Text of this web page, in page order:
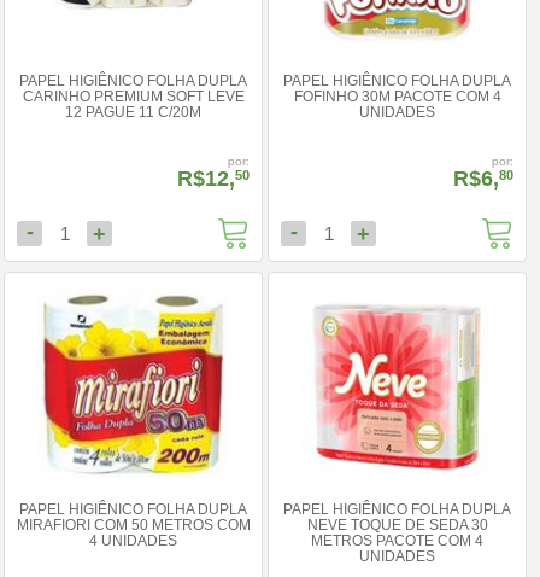
PAPEL HIGIÊNICO FOLHA DUPLA
CARINHO PREMIUM SOFT LEVE
12 PAGUE 11 C/20M
por:
R$12,50
- 1 +
PAPEL HIGIÊNICO FOLHA DUPLA
FOFINHO 30M PACOTE COM 4
UNIDADES
por:
R$6,80
- 1 +
PAPEL HIGIÊNICO FOLHA DUPLA
MIRAFIORI COM 50 METROS COM
4 UNIDADES
PAPEL HIGIÊNICO FOLHA DUPLA
NEVE TOQUE DE SEDA 30
METROS PACOTE COM 4
UNIDADES